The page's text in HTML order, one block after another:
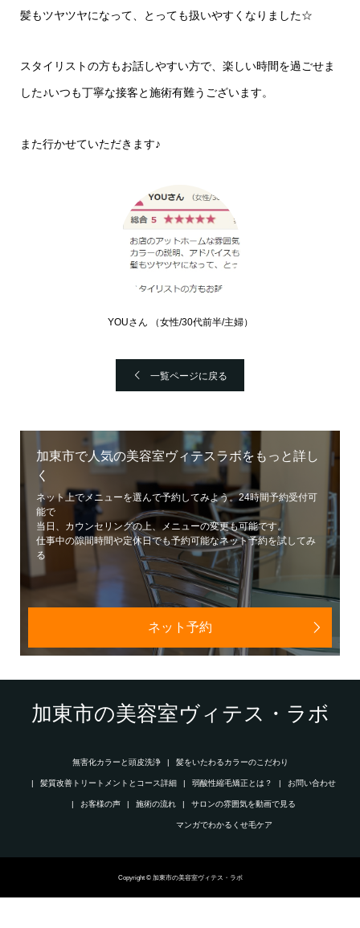
髪もツヤツヤになって、とっても扱いやすくなりました☆
スタイリストの方もお話しやすい方で、楽しい時間を過ごせま
した♪いつも丁寧な接客と施術有難うございます。
また行かせていただきます♪
YOUさん （女性/30代前半/主婦）
一覧ページに戻る
加東市で人気の美容室ヴィテスラボをもっと詳し
く
ネット上でメニューを選んで予約してみよう。24時間予約受付可
能で
当日、カウンセリングの上、メニューの変更も可能です。
仕事中の隙間時間や定休日でも予約可能なネット予約を試してみ
る
ネット予約
加東市の美容室ヴィテス・ラボ
無害化カラーと頭皮洗浄 髪をいたわるカラーのこだわり
髪質改善トリートメントとコース詳細 弱酸性縮毛矯正とは？ お問い合わせ
お客様の声 施術の流れ サロンの雰囲気を動画で見る
マンガでわかるくせ毛ケア
Copyright © 加東市の美容室ヴィテス・ラボ